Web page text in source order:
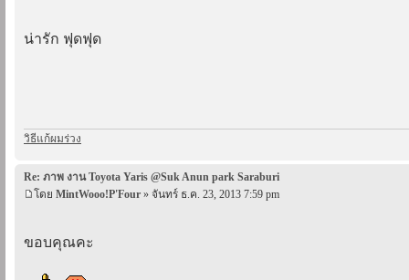
น่ารัก ฟุดฟุด
วิธีแก้ผมร่วง
Re: ภาพ งาน Toyota Yaris @Suk Anun park Saraburi
โดย MintWooo!P'Four » จันทร์ ธ.ค. 23, 2013 7:59 pm
ขอบคุณคะ